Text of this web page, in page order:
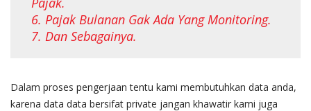
6. Pajak Bulanan Gak Ada Yang Monitoring.
7. Dan Sebagainya.
Dalam proses pengerjaan tentu kami membutuhkan data anda,
karena data data bersifat private jangan khawatir kami juga